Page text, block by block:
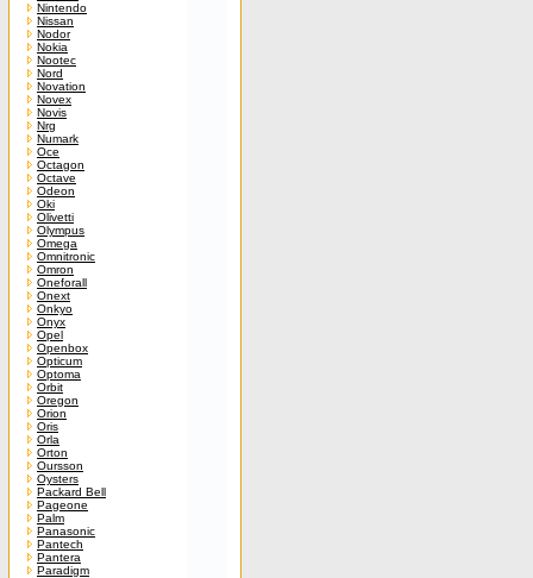
Nintendo
Nissan
Nodor
Nokia
Nootec
Nord
Novation
Novex
Novis
Nrg
Numark
Oce
Octagon
Octave
Odeon
Oki
Olivetti
Olympus
Omega
Omnitronic
Omron
Oneforall
Onext
Onkyo
Onyx
Opel
Openbox
Opticum
Optoma
Orbit
Oregon
Orion
Oris
Orla
Orton
Oursson
Oysters
Packard Bell
Pageone
Palm
Panasonic
Pantech
Pantera
Paradigm